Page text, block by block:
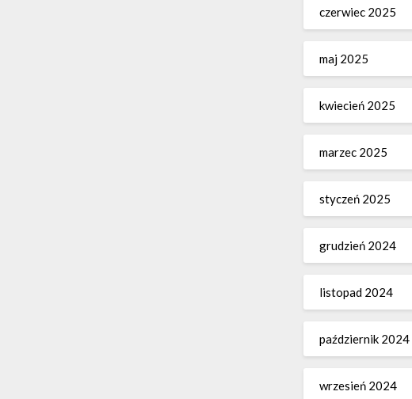
czerwiec 2025
maj 2025
kwiecień 2025
marzec 2025
styczeń 2025
grudzień 2024
listopad 2024
październik 2024
wrzesień 2024